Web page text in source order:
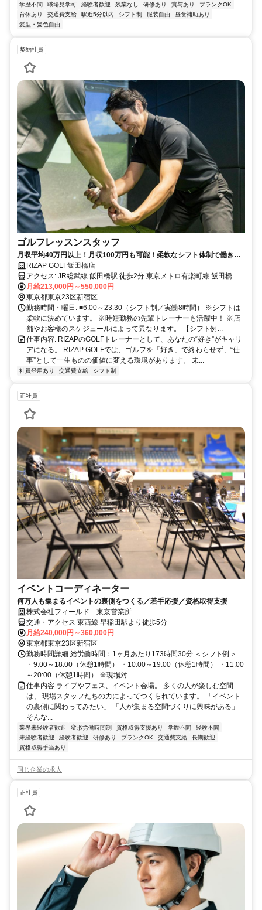
学歴不問 職場見学可 経験者歓迎 残業なし 研修あり 賞与あり
ブランクOK
育休あり
交通費支給 駅近5分以内 シフト制 服装自由
昼食補助あり
髪型・髪色自由
契約社員
ゴルフレッスンスタッフ
月収平均40万円以上！月収100万円も可能！柔軟なシフト体制で働きや
すさ◎充実の研修で未経験からでも始められるゴルフインストラクタ
ー！！
RIZAP GOLF飯田橋店
アクセス: JR総武線 飯田橋駅 徒歩2分 東京メトロ有楽町線 飯田橋駅
B1出口より徒歩1分 東京メトロ東西線 飯田橋駅 B1出口より徒歩1分
東京メトロ南北線 飯田橋駅 B1出口より徒歩1分 都営大江戸線 飯田橋
駅 B1出口より徒歩1分
月給213,000円～550,000円
東京都東京23区新宿区
勤務時間・曜日: ■6:00～23:30（シフト制／実働8時間） ※シフトは
柔軟に決めています。 ※時短勤務の先輩トレーナーも活躍中！ ※店
舗やお客様のスケジュールによって異なります。 【シフト例...
仕事内容: RIZAPのGOLFトレーナーとして、あなたの“好き”がキャリ
アになる。 RIZAP GOLFでは、ゴルフを「好き」で終わらせず、“仕
事”として一生ものの価値に変える環境があります。 未...
社員登用あり 交通費支給 シフト制
正社員
イベントコーディネーター
何万人も集まるイベントの裏側をつくる／若手応援／資格取得支援
株式会社フィールド 東京営業所
交通・アクセス 東西線 早稲田駅より徒歩5分
月給240,000円～360,000円
東京都東京23区新宿区
勤務時間詳細 総労働時間：1ヶ月あたり173時間30分 ＜シフト例＞
・9:00～18:00（休憩1時間） ・10:00～19:00（休憩1時間） ・11:00
～20:00（休憩1時間） ※現場対...
仕事内容 ライブやフェス、イベント会場。 多くの人が楽しむ空間
は、 現場スタッフたちの力によってつくられています。 「イベント
の裏側に関わってみたい」 「人が集まる空間づくりに興味がある」
そんな...
業界未経験者歓迎 変形労働時間制 資格取得支援あり 学歴不問
経験不問
未経験者歓迎
経験者歓迎 研修あり ブランクOK 交通費支給
長期歓迎
資格取得手当あり
同じ企業の求人
正社員